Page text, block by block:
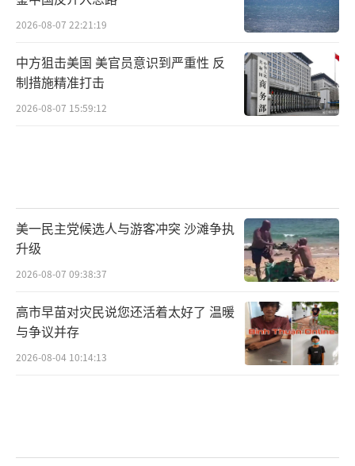
2026-08-07 22:21:19
中方狙击美国 美官员意识到严重性 反
制措施精准打击
2026-08-07 15:59:12
美一民主党候选人与游客冲突 沙滩争执
升级
2026-08-07 09:38:37
高市早苗对灾民说您还活着太好了 温暖
与争议并存
2026-08-04 10:14:13